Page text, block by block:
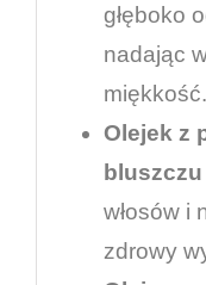
głęboko
nadając
miękkość.
Olejek z
bluszczu
włosów i
zdrowy